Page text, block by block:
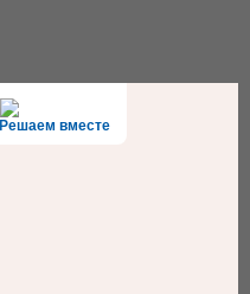
Решаем вместе